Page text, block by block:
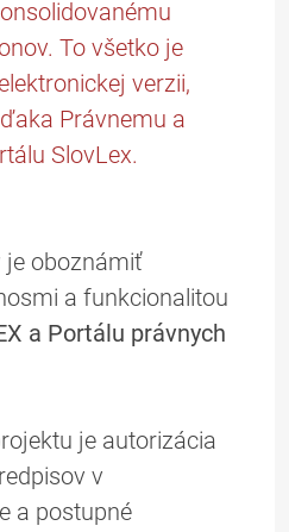
To všetko je
verzii,
Právnemu a
SlovLex.
je oboznámiť
a funkcionalitou
a Portálu právnych
je autorizácia
v
a postupné